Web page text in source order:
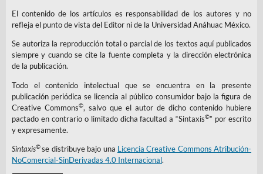
El contenido de los artículos es responsabilidad de los autores y no
refleja el punto de vista del Editor ni de la Universidad Anáhuac México.
Se autoriza la reproducción total o parcial de los textos aquí publicados
siempre y cuando se cite la fuente completa y la dirección electrónica
de la publicación.
Todo el contenido intelectual que se encuentra en la presente
publicación periódica se licencia al público consumidor bajo la figura de
Creative Commons©, salvo que el autor de dicho contenido hubiere
pactado en contrario o limitado dicha facultad a “Sintaxis©” por escrito
y expresamente.
Sintaxis©se distribuye bajo una Licencia Creative Commons Atribución-
NoComercial-SinDerivadas 4.0 Internacional.